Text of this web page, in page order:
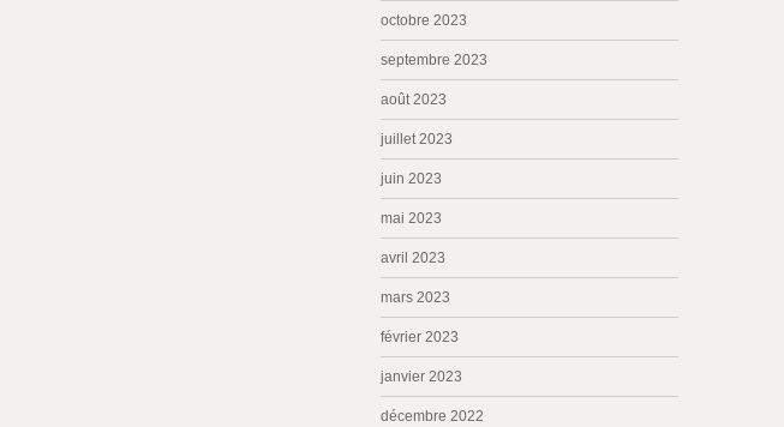
octobre 2023
septembre 2023
août 2023
juillet 2023
juin 2023
mai 2023
avril 2023
mars 2023
février 2023
janvier 2023
décembre 2022